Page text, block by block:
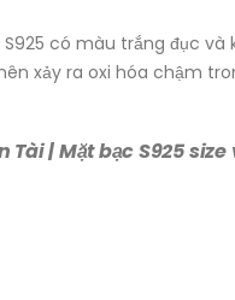
có màu trắng đục và
xảy ra oxi hóa chậm
| Mặt bạc S925 size